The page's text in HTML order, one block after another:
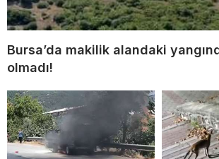
Bursa’da makilik alandaki
olmadı!